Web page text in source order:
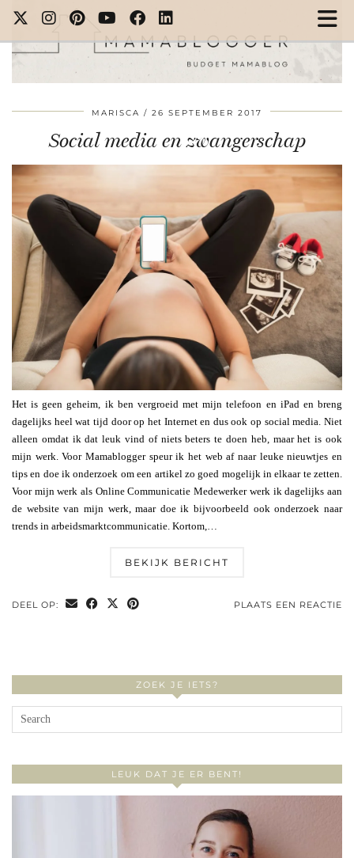
MARISCA 26 SEPTEMBER 2017
Social media en zwangerschap
Het is geen geheim, ik ben vergroeid met mijn telefoon en iPad en breng
dagelijks heel wat tijd door op het Internet en dus ook op social media. Niet
alleen omdat ik dat leuk vind of niets beters te doen heb, maar het is ook
mijn werk. Voor Mamablogger speur ik het web af naar leuke nieuwtjes en
tips en doe ik onderzoek om een artikel zo goed mogelijk in elkaar te zetten.
Voor mijn werk als Online Communicatie Medewerker werk ik dagelijks aan
de website van mijn werk, maar doe ik bijvoorbeeld ook onderzoek naar
trends in arbeidsmarktcommunicatie. Kortom,…
BEKIJK BERICHT
DEEL OP: PLAATS EEN REACTIE
ZOEK JE IETS?
LEUK DAT JE ER BENT!